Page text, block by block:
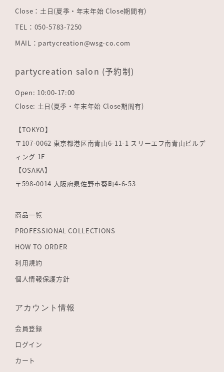
Close：土日(夏季・年末年始 Close期間有)
TEL：050-5783-7250
MAIL：partycreation@wsg-co.com
partycreation salon (予約制)
Open: 10:00-17:00
Close: 土日(夏季・年末年始 Close期間有)
【TOKYO】
〒107-0062 東京都港区南青山6-11-1 スリーエフ南青山ビルデ
ィング 1F
【OSAKA】
〒598-0014 大阪府泉佐野市葵町4-6-53
商品一覧
PROFESSIONAL COLLECTIONS
HOW TO ORDER
利用規約
個人情報保護方針
アカウント情報
会員登録
ログイン
カート